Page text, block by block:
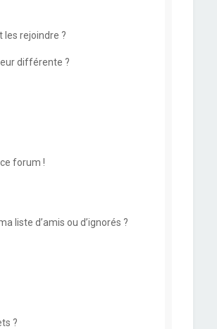
les rejoindre ?
différente ?
forum !
liste d’amis ou d’ignorés ?
?